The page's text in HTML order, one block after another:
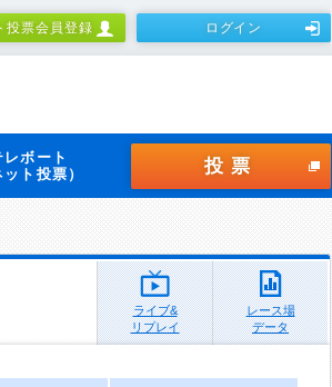
投票会員登録 ログイン
レボート
ット投票）
投票
ライブ&
リプレイ
レース場
データ